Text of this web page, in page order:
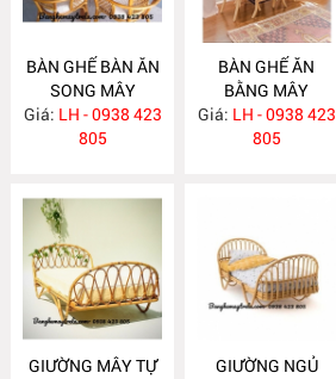
BÀN GHẾ BÀN ĂN
SONG MÂY
MA725
Giá: LH - 0938 423
805
BÀN GHẾ ĂN
BẰNG MÂY
MA724
Giá: LH - 0938 423
805
GIƯỜNG MÂY TỰ
GIƯỜNG NGỦ